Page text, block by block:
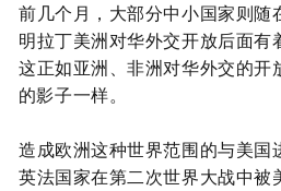
前几个月，大部分中小国家则随
明拉丁美洲对华外交开放后面有
这正如亚洲、非洲对华外交的开
的影子一样。
造成欧洲这种世界范围的与美国
英法国家在第二次世界大战中被